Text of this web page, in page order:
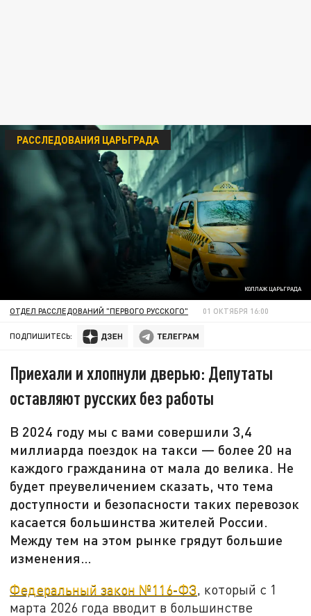
КОЛЛАЖ ЦАРЬГРАДА
РАССЛЕДОВАНИЯ ЦАРЬГРАДА
ОТДЕЛ РАССЛЕДОВАНИЙ "ПЕРВОГО РУССКОГО" 01 ОКТЯБРЯ 16:00
ПОДПИШИТЕСЬ:
Приехали и хлопнули дверью: Депутаты
оставляют русских без работы
В 2024 году мы с вами совершили 3,4
миллиарда поездок на такси — более 20 на
каждого гражданина от мала до велика. Не
будет преувеличением сказать, что тема
доступности и безопасности таких перевозок
касается большинства жителей России.
Между тем на этом рынке грядут большие
изменения…
Федеральный закон №116-ФЗ, который с 1
марта 2026 года вводит в большинстве